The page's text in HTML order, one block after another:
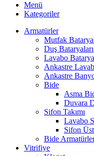
Menü
Kategoriler
Armatürler
Mutfak
Duş Bataryaları
Lavabo
Ankastre
Ankastre
Bide
Asma
Duvara
Sifon Takımı
Lavabo
Sifon
Bide
Vitrifiye